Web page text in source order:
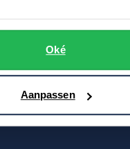
Oké
Aanpassen